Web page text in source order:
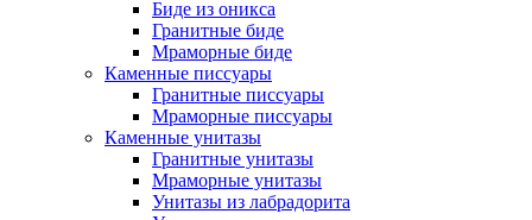
Биде из оникса
Гранитные биде
Мраморные биде
Каменные писсуары
Гранитные писсуары
Мраморные писсуары
Каменные унитазы
Гранитные унитазы
Мраморные унитазы
Унитазы из лабрадорита